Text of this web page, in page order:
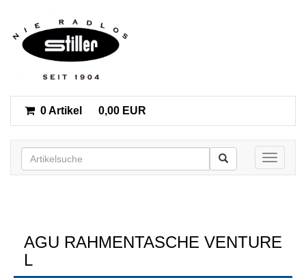
0 Artikel 0,00 EUR
Toggle
AGU RAHMENTASCHE VENTURE
L